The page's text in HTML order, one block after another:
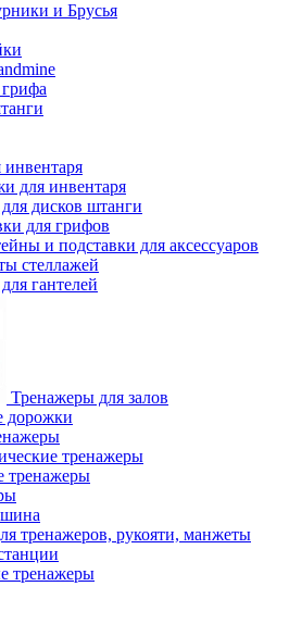
и Брусья
для инвентаря
дисков штанги
для грифов
и подставки для аксессуаров
стеллажей
гантелей
Тренажеры для залов
дорожки
тренажеры
тренажеры
тренажеров, рукояти, манжеты
тренажеры